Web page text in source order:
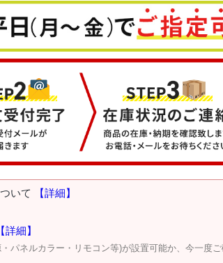
いて
【詳細】
【詳細】
パネルカラー・リモコン等)が設置可能か、今一度ご